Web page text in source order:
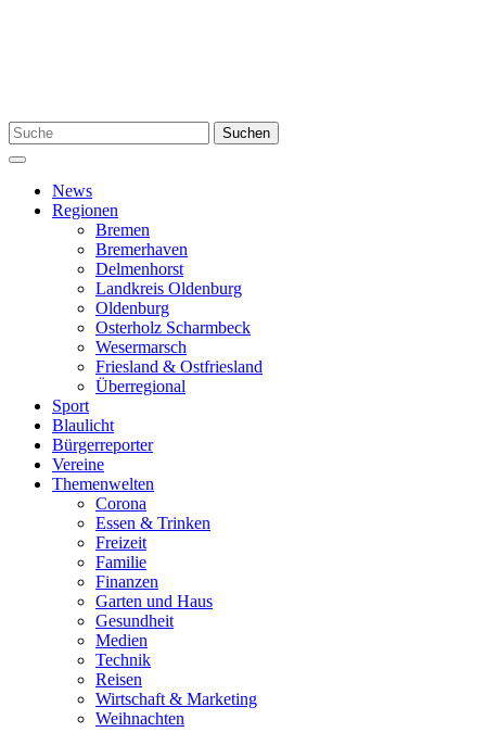
Suchen
nach:
Suchen
Menü
News
Regionen
Bremen
Bremerhaven
Delmenhorst
Landkreis Oldenburg
Oldenburg
Osterholz Scharmbeck
Wesermarsch
Friesland & Ostfriesland
Überregional
Sport
Blaulicht
Bürgerreporter
Vereine
Themenwelten
Corona
Essen & Trinken
Freizeit
Familie
Finanzen
Garten und Haus
Gesundheit
Medien
Technik
Reisen
Wirtschaft & Marketing
Weihnachten